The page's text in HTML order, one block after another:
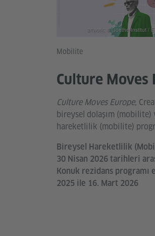
Mobilite
Culture Moves
Culture Moves Europe,
bireysel dolaşım
hareketlilik (mobilite)
Bireysel Hareketlilik
30 Nisan 2026 tarihleri
Konuk rezidans programı
2025 ile 16. Mart 2026
artwork: © Goethe-Institut /